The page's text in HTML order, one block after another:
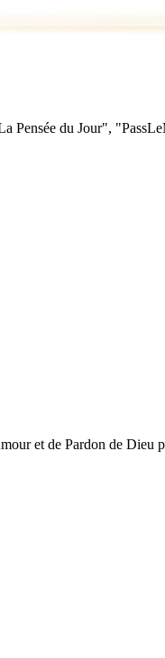
Pensée du Jour",
et de Pardon de